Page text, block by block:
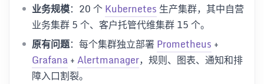
业务规模：20 个Kubernetes生产集群，其中自营
业务集群 5 个、客户托管代维集群 15 个。
原有问题：每个集群独立部署Prometheus +
Grafana+Alertmanager，规则、图表、通知和排
障入口割裂。